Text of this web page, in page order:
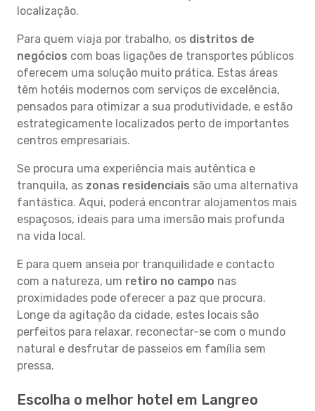
localização.
Para quem viaja por trabalho, os distritos de
negócios com boas ligações de transportes públicos
oferecem uma solução muito prática. Estas áreas
têm hotéis modernos com serviços de excelência,
pensados para otimizar a sua produtividade, e estão
estrategicamente localizados perto de importantes
centros empresariais.
Se procura uma experiência mais autêntica e
tranquila, as zonas residenciais são uma alternativa
fantástica. Aqui, poderá encontrar alojamentos mais
espaçosos, ideais para uma imersão mais profunda
na vida local.
E para quem anseia por tranquilidade e contacto
com a natureza, um retiro no campo nas
proximidades pode oferecer a paz que procura.
Longe da agitação da cidade, estes locais são
perfeitos para relaxar, reconectar-se com o mundo
natural e desfrutar de passeios em família sem
pressa.
Escolha o melhor hotel em Langreo